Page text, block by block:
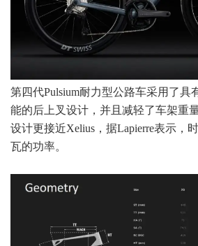
第四代Pulsium耐力型公路车采用了具
能的后上叉设计，并且减轻了车架重
设计更接近Xelius，据Lapierre表示，
瓦的功率。